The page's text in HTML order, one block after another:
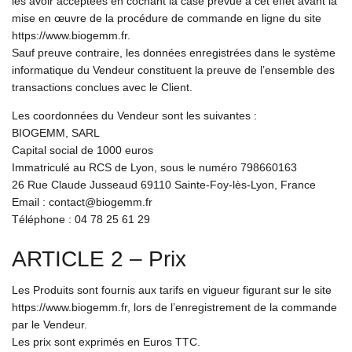
mise en œuvre de la procédure de commande en ligne du site
https://www.biogemm.fr.
Sauf preuve contraire, les données enregistrées dans le système
informatique du Vendeur constituent la preuve de l’ensemble des
transactions conclues avec le Client.
Les coordonnées du Vendeur sont les suivantes :
BIOGEMM, SARL
Capital social de 1000 euros
Immatriculé au RCS de Lyon, sous le numéro 798660163
26 Rue Claude Jusseaud 69110 Sainte-Foy-lès-Lyon, France
Email : contact@biogemm.fr
Téléphone : 04 78 25 61 29
ARTICLE 2 – Prix
Les Produits sont fournis aux tarifs en vigueur figurant sur le site
https://www.biogemm.fr, lors de l’enregistrement de la commande
par le Vendeur.
Les prix sont exprimés en Euros TTC.